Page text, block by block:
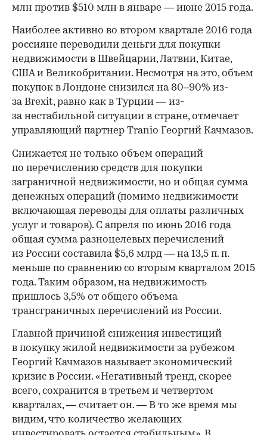
млн против $510 млн в январе — июне 2015 года.
Наиболее активно во втором квартале 2016 года
россияне переводили деньги для покупки
недвижимости в Швейцарии, Латвии, Китае,
США и Великобритании. Несмотря на это, объем
покупок в Лондоне снизился на 80–90% из-
за Brexit, равно как в Турции — из-
за нестабильной ситуации в стране, отмечает
управляющий партнер Tranio Георгий Качмазов.
Снижается не только объем операций
по перечислению средств для покупки
заграничной недвижимости, но и общая сумма
денежных операций (помимо недвижимости
включающая переводы для оплаты различных
услуг и товаров). С апреля по июнь 2016 года
общая сумма разноцелевых перечислений
из России составила $5,6 млрд — на 13,5 п. п.
меньше по сравнению со вторым кварталом 2015
года. Таким образом, на недвижимость
пришлось 3,5% от общего объема
трансграничных перечислений из России.
Главной причиной снижения инвестиций
в покупку жилой недвижимости за рубежом
Георгий Качмазов называет экономический
кризис в России. «Негативный тренд, скорее
всего, сохранится в третьем и четвертом
кварталах, — считает он. — В то же время мы
видим, что количество желающих